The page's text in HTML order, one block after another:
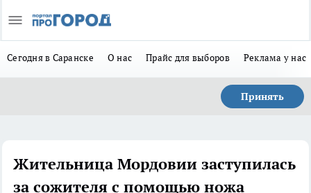
Сегодня в Саранске О нас Прайс для выборов Реклама у нас
Принять
Жительница Мордовии заступилась
за сожителя с помощью ножа